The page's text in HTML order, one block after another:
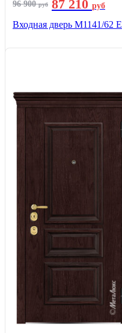
96 900руб 87 210 руб
Входная дверь М1141/62 Е